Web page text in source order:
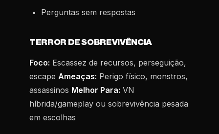
Perguntas sem respostas
TERROR DE SOBREVIVÊNCIA
Foco: Escassez de recursos, perseguição,
escape Ameaças: Perigo físico, monstros,
assassinos Melhor Para: VN
híbrida/gameplay ou sobrevivência pesada
em escolhas